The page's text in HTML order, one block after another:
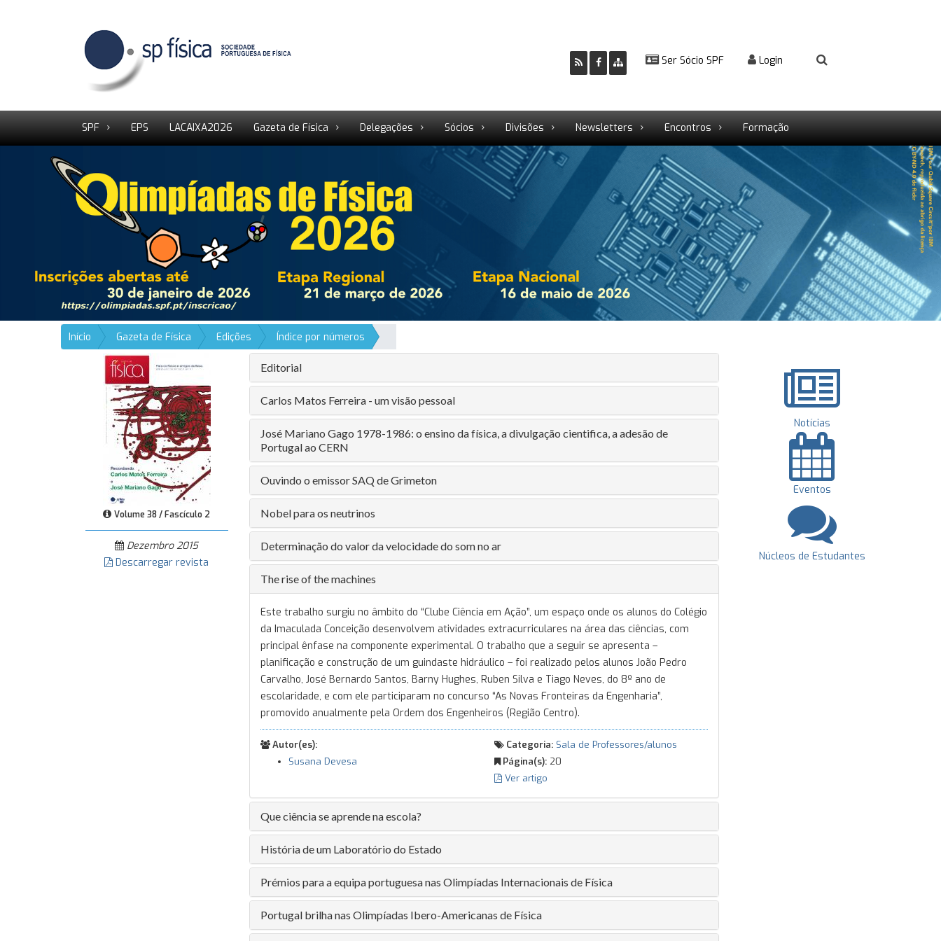
Ser Sócio SPF Login
SPF EPS LACAIXA2026 Gazeta de Física Delegações Sócios Divisões Newsletters Encontros Formação
Início Gazeta de Física Edições Índice por números
Volume 38 / Fascículo 2
Dezembro 2015
Descarregar revista
Editorial
Carlos Matos Ferreira - um visão pessoal
José Mariano Gago 1978-1986: o ensino da física, a divulgação cientifica, a adesão de
Portugal ao CERN
Ouvindo o emissor SAQ de Grimeton
Nobel para os neutrinos
Determinação do valor da velocidade do som no ar
The rise of the machines
Este trabalho surgiu no âmbito do “Clube Ciência em Ação”, um espaço onde os alunos do Colégio
da Imaculada Conceição desenvolvem atividades extracurriculares na área das ciências, com
principal ênfase na componente experimental. O trabalho que a seguir se apresenta –
planificação e construção de um guindaste hidráulico – foi realizado pelos alunos João Pedro
Carvalho, José Bernardo Santos, Barny Hughes, Ruben Silva e Tiago Neves, do 8º ano de
escolaridade, e com ele participaram no concurso “As Novas Fronteiras da Engenharia”,
promovido anualmente pela Ordem dos Engenheiros (Região Centro).
Autor(es):
Susana Devesa
Categoria: Sala de Professores/alunos
Página(s): 20
Ver artigo
Que ciência se aprende na escola?
História de um Laboratório do Estado
Prémios para a equipa portuguesa nas Olimpíadas Internacionais de Física
Portugal brilha nas Olimpíadas Ibero-Americanas de Física
Notícias
Eventos
Núcleos de Estudantes